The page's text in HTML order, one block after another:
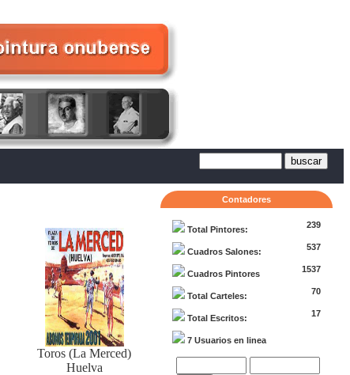
Toros (La Merced)
Huelva
Contadores
Total Pintores: 239
Cuadros Salones: 537
Cuadros Pintores 1537
Total Carteles: 70
Total Escritos: 17
7 Usuarios en linea